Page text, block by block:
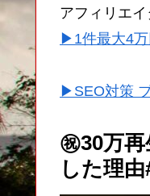
アフィリエ
▶1件最大4
▶SEO対策
㊗︎30万
した理